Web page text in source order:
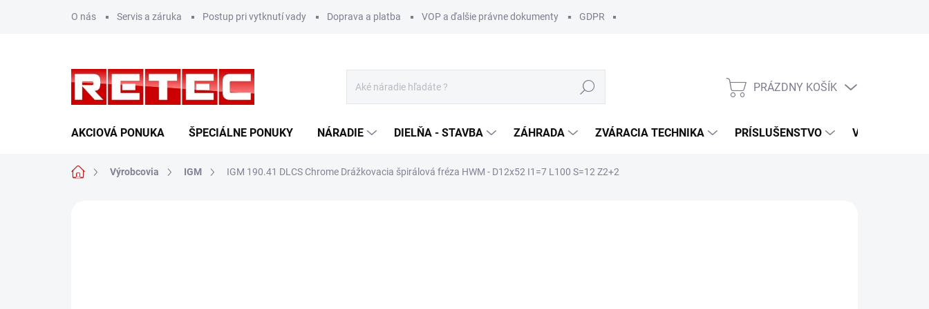
O nás Servis a záruka Postup pri vytknutí vady Doprava a platba VOP a ďalšie právne dokumenty GDPR
Hľadať
NÁKUPNÝ
PRÁZDNY KOŠÍK
AKCIOVÁ PONUKA ŠPECIÁLNE PONUKY NÁRADIE DIELŇA - STAVBA ZÁHRADA ZVÁRACIA TECHNIKA PRÍSLUŠENSTVO VÝROBCOVIA
DomovVýrobcovia IGM IGM 190.41 DLCS Chrome Drážkovacia špirálová fréza HWM - D12x52 I1=7 L100 S=12 Z2+2